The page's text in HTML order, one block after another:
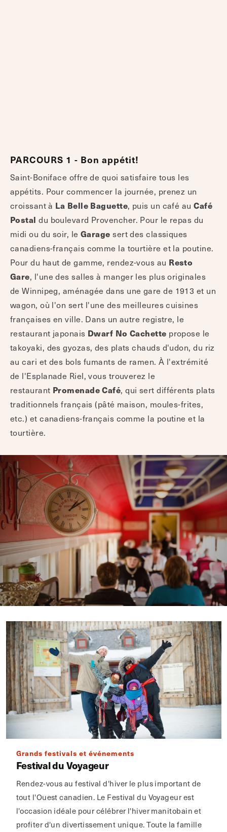
PARCOURS 1 - Bon appétit!
Saint-Boniface offre de quoi satisfaire tous les
appétits. Pour commencer la journée, prenez un
croissant à La Belle Baguette, puis un café auCafé
Postal du boulevard Provencher. Pour le repas du
midi ou du soir, le Garage sert des classiques
canadiens-français comme la tourtière et la poutine.
Pour du haut de gamme, rendez-vous au Resto
Gare, l'une des salles à manger les plus originales
de Winnipeg, aménagée dans une gare de 1913 et un
wagon, où l'on sert l'une des meilleures cuisines
françaises en ville. Dans un autre registre, le
restaurant japonais Dwarf No Cachette propose le
takoyaki, des gyozas, des plats chauds d'udon, du riz
au cari et des bols fumants de ramen. À l'extrémité
de l'Esplanade Riel, vous trouverez le
restaurant Promenade Café, qui sert différents plats
traditionnels français (pâté maison, moules-frites,
etc.) et canadiens-français comme la poutine et la
tourtière.
Grands festivals et événements
Festival du Voyageur
Rendez-vous au festival d'hiver le plus important de
tout l'Ouest canadien. Le Festival du Voyageur est
l'occasion idéale pour célébrer l'hiver manitobain et
profiter d'un divertissement unique. Toute la famille